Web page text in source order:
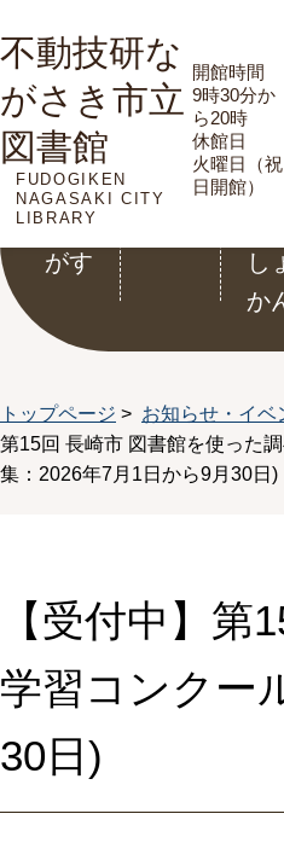
不動技研な
がさき市立
図書館
FUDOGIKEN
NAGASAKI CITY
LIBRARY
開館時間
9時30分か
ら20時
休館日
火曜日（祝
日開館）
資料
をさ
がす
こど
し
か
トップページ > お知らせ・イベ
第15回 長崎市 図書館を使った
集：2026年7月1日から9月30日
【受付中】
学習コンクー
30日)